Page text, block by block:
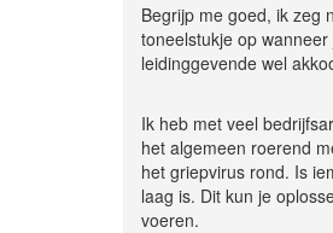
Begrijp me goed, ik zeg
toneelstukje op
leidinggevende wel
Ik heb met veel
het algemeen roerend
het griepvirus rond. Is
laag is. Dit kun je
voeren.